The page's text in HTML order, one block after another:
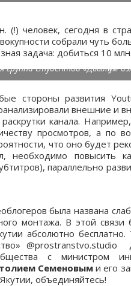
(!) человек, сегодня в
собрали чуть
задача: добиться 10
группа студентов «Дьылҕам
стороны развития
внешние и
канала.
просмотров, а по
что оно будет
необходимо повысить
параллельно
была названа
монтажа. В этой
абсолютно
с министром
Семеновыми его
объединяйтесь!